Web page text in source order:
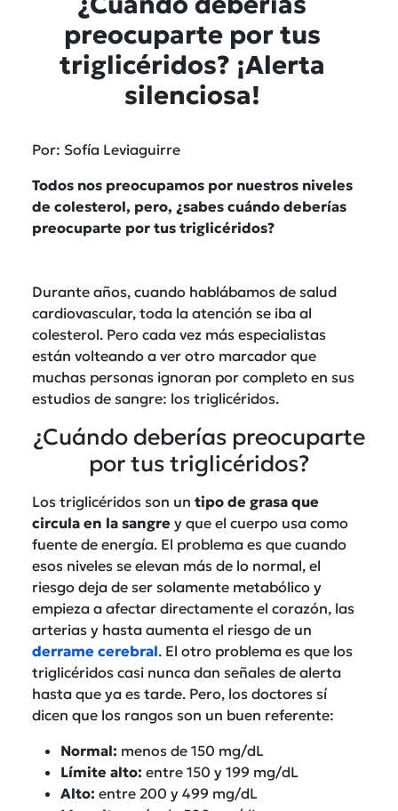
preocuparte por tus
triglicéridos? ¡Alerta
silenciosa!
Por: Sofía Leviaguirre
Todos nos preocupamos por nuestros niveles
de colesterol, pero, ¿sabes cuándo deberías
preocuparte por tus triglicéridos?
Durante años, cuando hablábamos de salud
cardiovascular, toda la atención se iba al
colesterol. Pero cada vez más especialistas
están volteando a ver otro marcador que
muchas personas ignoran por completo en sus
estudios de sangre: los triglicéridos.
¿Cuándo deberías preocuparte
por tus triglicéridos?
Los triglicéridos son un tipo de grasa que
circula en la sangre y que el cuerpo usa como
fuente de energía. El problema es que cuando
esos niveles se elevan más de lo normal, el
riesgo deja de ser solamente metabólico y
empieza a afectar directamente el corazón, las
arterias y hasta aumenta el riesgo de un
derrame cerebral. El otro problema es que los
triglicéridos casi nunca dan señales de alerta
hasta que ya es tarde. Pero, los doctores sí
dicen que los rangos son un buen referente:
Normal: menos de 150 mg/dL
Límite alto: entre 150 y 199 mg/dL
Alto: entre 200 y 499 mg/dL